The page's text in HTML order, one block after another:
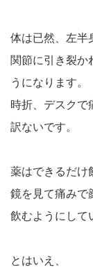
体は已然、左半
関節に引き裂か
うになります。
時折、デスクで
訳ないです。
薬はできるだけ
鏡を見て痛みで
飲むようにして
とはいえ、